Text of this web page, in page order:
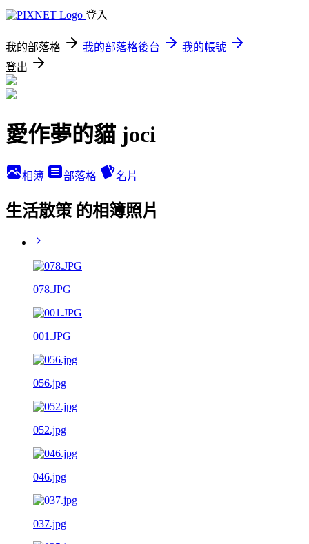
登入
我的部落格 我的部落格後台
我的帳號
登出
愛作夢的貓 joci
相簿 部落格 名片
生活散策 的相簿照片
078.JPG
001.JPG
056.jpg
052.jpg
046.jpg
037.jpg